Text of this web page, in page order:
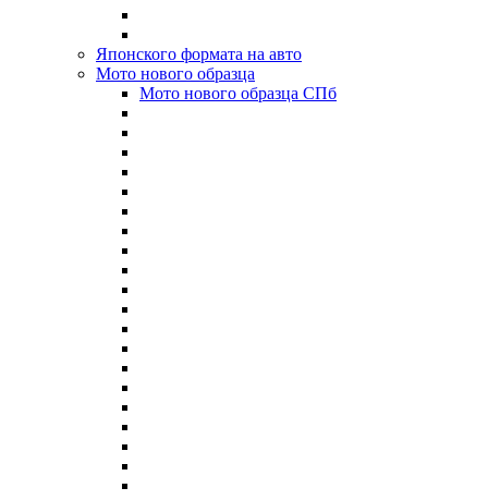
Японского формата на авто
Мото нового образца
Мото нового образца СПб